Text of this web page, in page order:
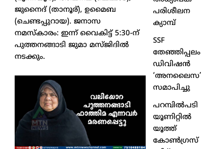
ജുനൈദ് (താനൂര്), ഉമൈബ
(ചെണ്ടപ്പുറായ). ജനാസ
നമസ്കാരം: ഇന്ന് വൈകിട്ട് 5:30-ന്
പുത്തനങ്ങാടി ജുമാ മസ്ജിദിൽ
നടക്കും.
പരിശീലന
ക്യാമ്പ്
SSF
തേഞ്ഞിപ്പലം
ഡിവിഷൻ
‘അനലൈസ’
സമാപിച്ചു
പറമ്പിൽപടി
യൂണിറ്റിൽ
യൂത്ത്
കോൺഗ്രസ്